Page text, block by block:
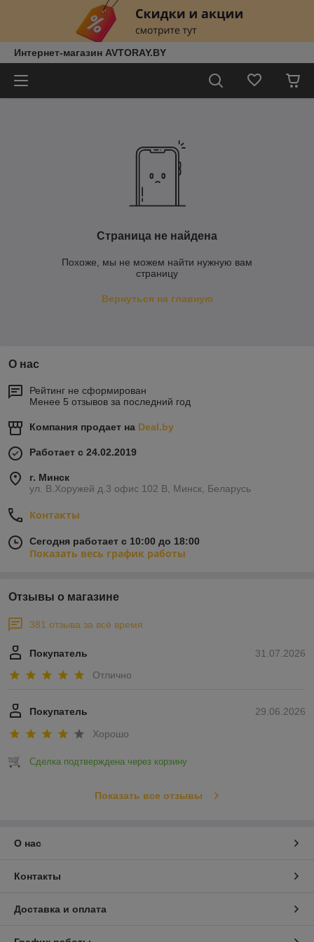
Интернет-магазин AVTORAY.BY
Страница не найдена
Похоже, мы не можем найти нужную вам
страницу
Вернуться на главную
О нас
Рейтинг не сформирован
Менее 5 отзывов за последний год
Компания продает на Deal.by
Работает с 24.02.2019
г. Минск
ул. В.Хоружей д.3 офис 102 В, Минск, Беларусь
Контакты
Сегодня работает с 10:00 до 18:00
Показать весь график работы
Отзывы о магазине
381 отзыва за всё время
31.07.2026
Покупатель
Отлично
29.06.2026
Покупатель
Хорошо
Сделка подтверждена через корзину
Показать все отзывы
О нас
Контакты
Доставка и оплата